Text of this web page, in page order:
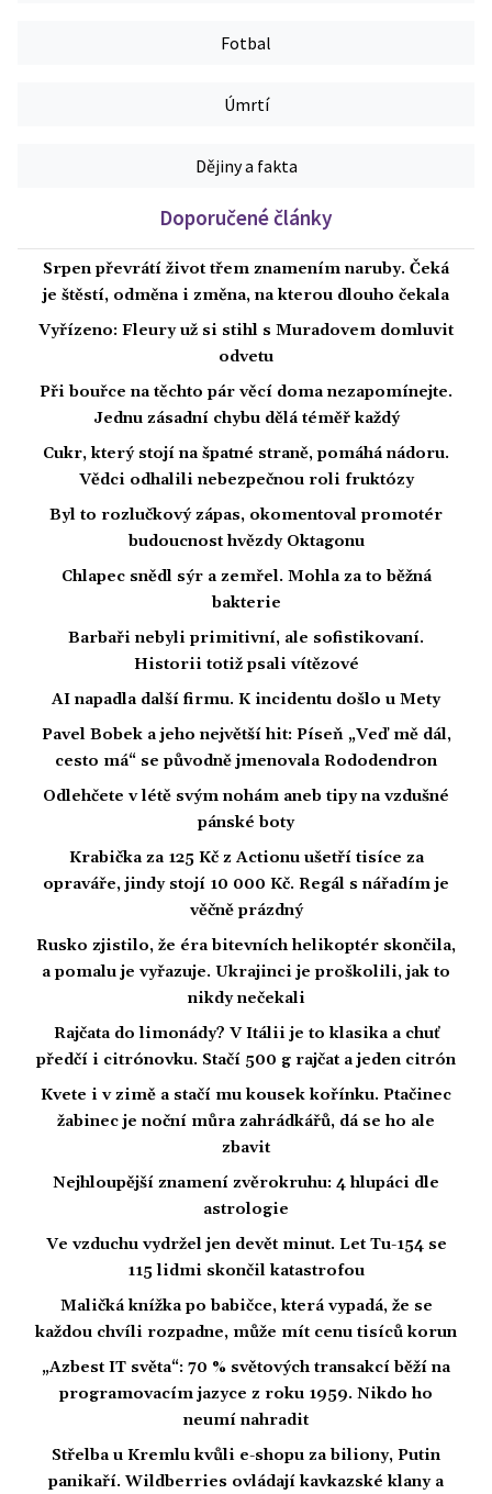
Fotbal
Úmrtí
Dějiny a fakta
Doporučené články
Srpen převrátí život třem znamením naruby. Čeká
je štěstí, odměna i změna, na kterou dlouho čekala
Vyřízeno: Fleury už si stihl s Muradovem domluvit
odvetu
Při bouřce na těchto pár věcí doma nezapomínejte.
Jednu zásadní chybu dělá téměř každý
Cukr, který stojí na špatné straně, pomáhá nádoru.
Vědci odhalili nebezpečnou roli fruktózy
Byl to rozlučkový zápas, okomentoval promotér
budoucnost hvězdy Oktagonu
Chlapec snědl sýr a zemřel. Mohla za to běžná
bakterie
Barbaři nebyli primitivní, ale sofistikovaní.
Historii totiž psali vítězové
AI napadla další firmu. K incidentu došlo u Mety
Pavel Bobek a jeho největší hit: Píseň „Veď mě dál,
cesto má“ se původně jmenovala Rododendron
Odlehčete v létě svým nohám aneb tipy na vzdušné
pánské boty
Krabička za 125 Kč z Actionu ušetří tisíce za
opraváře, jindy stojí 10 000 Kč. Regál s nářadím je
věčně prázdný
Rusko zjistilo, že éra bitevních helikoptér skončila,
a pomalu je vyřazuje. Ukrajinci je proškolili, jak to
nikdy nečekali
Rajčata do limonády? V Itálii je to klasika a chuť
předčí i citrónovku. Stačí 500 g rajčat a jeden citrón
Kvete i v zimě a stačí mu kousek kořínku. Ptačinec
žabinec je noční můra zahrádkářů, dá se ho ale
zbavit
Nejhloupější znamení zvěrokruhu: 4 hlupáci dle
astrologie
Ve vzduchu vydržel jen devět minut. Let Tu-154 se
115 lidmi skončil katastrofou
Maličká knížka po babičce, která vypadá, že se
každou chvíli rozpadne, může mít cenu tisíců korun
„Azbest IT světa“: 70 % světových transakcí běží na
programovacím jazyce z roku 1959. Nikdo ho
neumí nahradit
Střelba u Kremlu kvůli e-shopu za biliony, Putin
panikaří. Wildberries ovládají kavkazské klany a